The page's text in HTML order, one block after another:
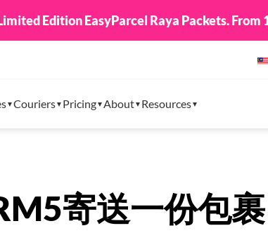
Edition EasyParcel Raya Packets.
Couriers Pricing About Resources
寄送一份包裹